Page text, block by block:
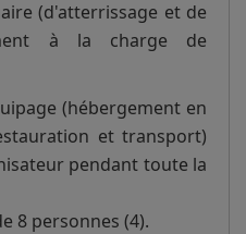
(d'atterrissage et de
à la charge de
(hébergement en
et transport)
pendant toute la
8 personnes (4).